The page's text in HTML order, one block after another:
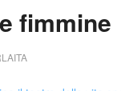
fimmine